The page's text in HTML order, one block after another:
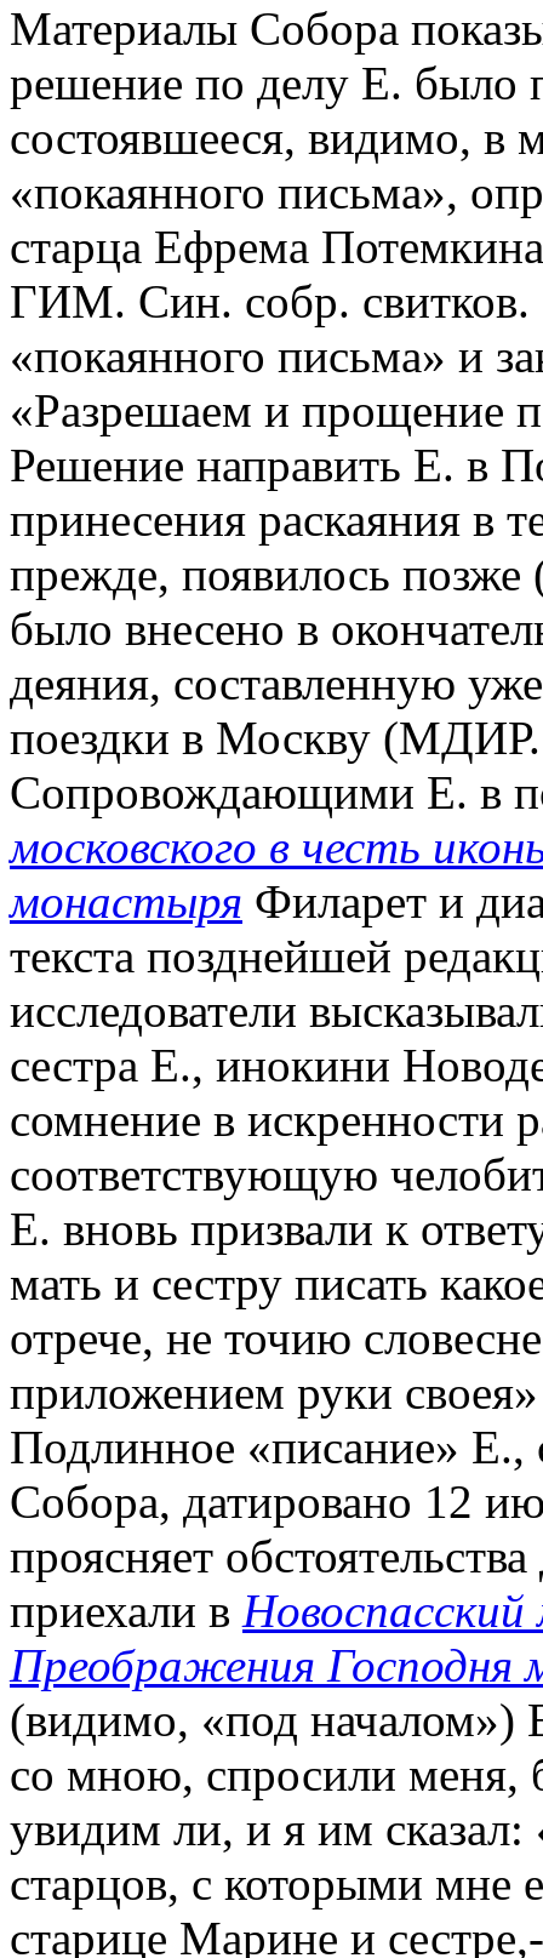
Материалы Собора
решение по делу Е. было
состоявшееся, видимо, в
«покаянного письма»,
старца Ефрема
ГИМ. Син. собр.
«покаянного письма» и
«Разрешаем и прощение
Решение направить Е. в
принесения раскаяния в
прежде, появилось
было внесено в
деяния, составленную
поездки в Москву
Сопровождающими Е. в
московского в честь
монастыря Филарет и
текста позднейшей
исследователи
сестра Е., инокини
сомнение в искренности
соответствующую
Е. вновь призвали к
мать и сестру писать
отрече, не точию
приложением руки
Подлинное «писание» Е.,
Собора, датировано 12
проясняет
приехали в Новоспасский
Преображения Господня
(видимо, «под началом»)
со мною, спросили меня,
увидим ли, и я им
старцов, с которыми мне
старице Марине и